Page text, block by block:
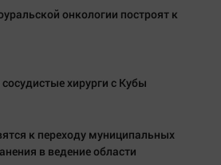
онкологии построят к
хирурги с Кубы
к переходу муниципальных
в ведение области